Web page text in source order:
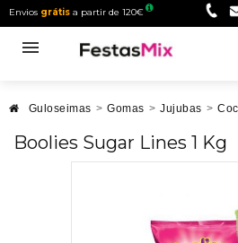
Envios grátis a partir de 120€
Guloseimas > Gomas > Jujubas >
Boolies Sugar Lines 1 Kg